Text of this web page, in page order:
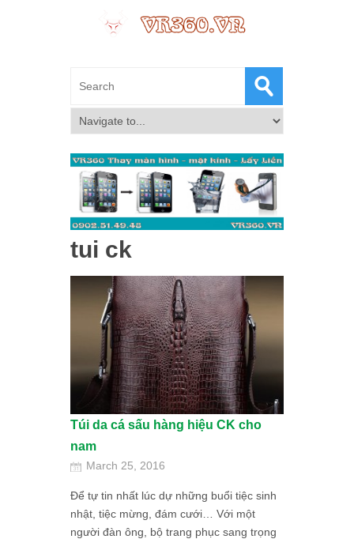
tui ck
Túi da cá sấu hàng hiệu CK cho
nam
March 25, 2016
Để tự tin nhất lúc dự những buổi tiệc sinh
nhật, tiệc mừng, đám cưới… Với một
người đàn ông, bộ trang phục sang trọng